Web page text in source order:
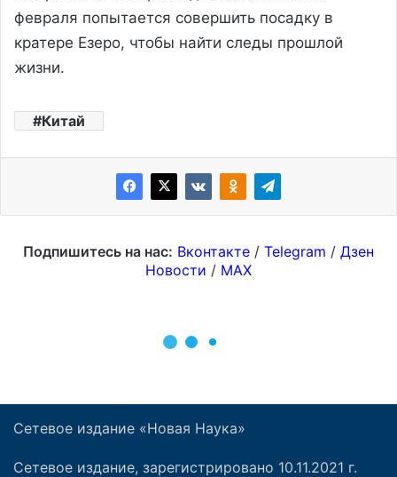
Сетевое издание «Новая Наука»
Сетевое издание, зарегистрировано 10.11.2021 г.